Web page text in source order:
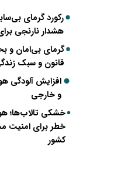
هشدار نارنجی برای ۹
گرمای بی‌امان و
قانون و سبک
افزایش آلودگی
و خارجی
خشکی تالاب‌ها؛
خطر برای امنیت
کشور